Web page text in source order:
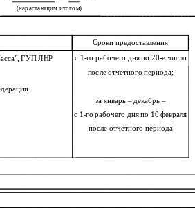
(нарастающим итогом)
Сроки предоставления
ГУП ЛНР
с 1-го рабочего дня по 20-е число
после отчетного периода;
за январь – декабрь –
с 1-го рабочего дня по 10 февраля
после отчетного периода